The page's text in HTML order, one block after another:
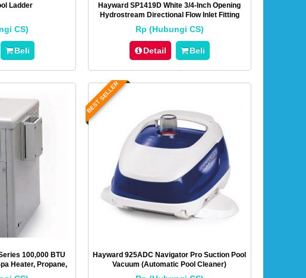
Ladder
CS)
Beli
Hayward SP1419D White 3/4-Inch Opening
Hydrostream Directional Flow Inlet Fitting
With 1-1/2-Inch MIP Thread
Rp (Hubungi CS)
Detail Beli
100,000 BTU
Heater, Propane,
BEST SELLER
Hayward 925ADC Navigator Pro Suction Pool
Vacuum (Automatic Pool Cleaner)